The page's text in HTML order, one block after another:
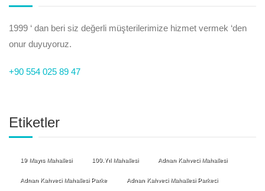
1999 ‘ dan beri siz değerli müşterilerimize hizmet vermek ‘den
onur duyuyoruz.
+90 554 025 89 47
Etiketler
19 Mayıs Mahallesi 100.Yıl Mahallesi Adnan Kahveci Mahallesi
Adnan Kahveci Mahallesi Parke Adnan Kahveci Mahallesi Parkeci